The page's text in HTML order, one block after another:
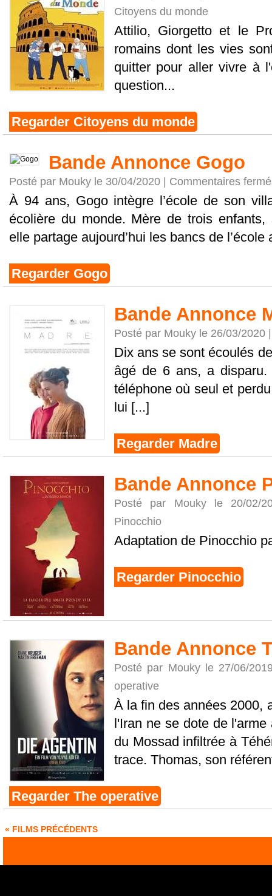
Citoyens du monde
Attilio, Giorgetto et le
romains dont les vies
quitter pour aller vivre à
question...
Regarder Citoyens du monde
Bande Annonce Gogo
Posté par Mouky le 30/04/2020 | Commentaires
À 94 ans, Gogo intègre l’école de son
écolière du monde. Mère de trois
elle partage aujourd’hui les bancs de
Regarder Gogo
Bande Annonce
Posté par Mouky le 26/03/2020
Dix ans se sont écoulés
âgé de 6 ans, a
téléphone où seul et
lui [...]
Regarder Madre
Bande Annonce
Posté par Mouky le 20/02/
Pinocchio
Adaptation de Pinocchio
Regarder Pinocchio
Bande Annonce
Posté par Mouky le 27/06/
operative
À la fin des années 2000,
l'Iran ne se dote de
du Mossad infiltrée à
trace. Thomas, son
Regarder The operative
« FILMS PRÉCÉDENTS